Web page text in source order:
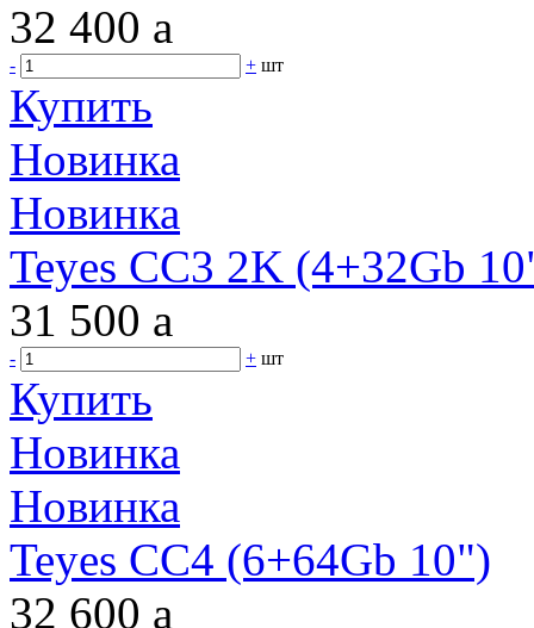
32 400 a
- + шт
Купить
Новинка
Новинка
Teyes CC3 2K (4+32Gb
31 500 a
- + шт
Купить
Новинка
Новинка
Teyes CC4 (6+64Gb 10")
32 600 a